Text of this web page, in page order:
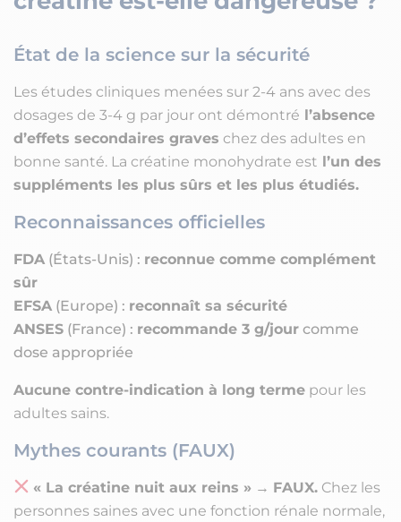
État de la science sur la sécurité
Les études cliniques menées sur 2-4 ans avec des
dosages de 3-4 g par jour ont démontré l’absence
d’effets secondaires graves chez des adultes en
bonne santé. La créatine monohydrate est l’un des
suppléments les plus sûrs et les plus étudiés.
Reconnaissances officielles
FDA (États-Unis) : reconnue comme complément
sûr
EFSA (Europe) : reconnaît sa sécurité
ANSES (France) : recommande 3 g/jour comme
dose appropriée
Aucune contre-indication à long terme pour les
adultes sains.
Mythes courants (FAUX)
« La créatine nuit aux reins » → FAUX. Chez les
personnes saines avec une fonction rénale normale,